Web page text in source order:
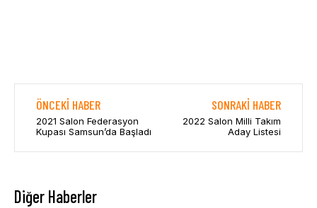
ÖNCEKI HABER
2021 Salon Federasyon
Kupası Samsun’da Başladı
SONRAKI HABER
2022 Salon Milli Takım
Aday Listesi
Diğer Haberler